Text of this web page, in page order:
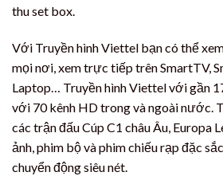
thu set box.
Với Truyền hình Viettel bạn có thể
mọi nơi, xem trực tiếp trên SmartTV,
Laptop… Truyền hình Viettel với gần
với 70 kênh HD trong và ngoài nước.
các trận đấu Cúp C1 châu Âu, Europa
ảnh, phim bộ và phim chiếu rạp đặc
chuyển động siêu nét.